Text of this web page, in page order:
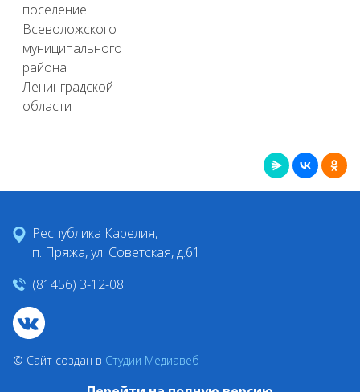
поселение
Всеволожского
муниципального
района
Ленинградской
области
Республика Карелия,
п. Пряжа, ул. Советская, д.61
(81456) 3-12-08
© Сайт создан в Студии Медиавеб